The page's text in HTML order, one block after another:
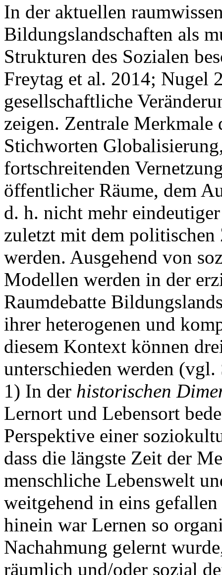
In der aktuellen
Bildungslandschaften als
Strukturen des Sozialen
Freytag et al. 2014; Nugel
gesellschaftliche
zeigen. Zentrale Merkmale
Stichworten
fortschreitenden
öffentlicher Räume, dem
d. h. nicht mehr
zuletzt mit dem
werden. Ausgehend von
Modellen werden in der
Raumdebatte
ihrer heterogenen und
diesem Kontext können
unterschieden werden
1) In der historischen
Lernort und Lebensort
Perspektive einer
dass die längste Zeit der
menschliche Lebenswelt
weitgehend in eins
hinein war Lernen so
Nachahmung gelernt
räumlich und/oder sozial